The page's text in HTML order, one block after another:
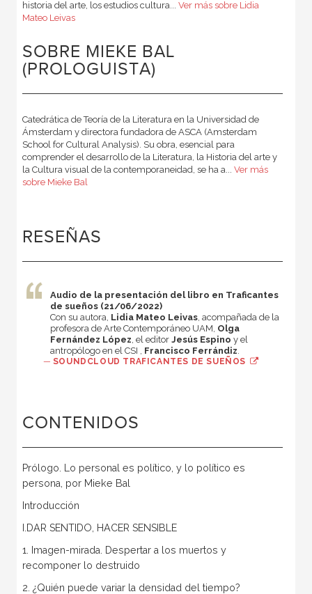
historia del arte, los estudios cultura... Ver más sobre Lidia
Mateo Leivas
SOBRE MIEKE BAL
(PROLOGUISTA)
Catedrática de Teoría de la Literatura en la Universidad de
Ámsterdam y directora fundadora de ASCA (Amsterdam
School for Cultural Analysis). Su obra, esencial para
comprender el desarrollo de la Literatura, la Historia del arte y
la Cultura visual de la contemporaneidad, se ha a... Ver más
sobre Mieke Bal
RESEÑAS
Audio de la presentación del libro en Traficantes
de sueños (21/06/2022)
Con su autora, Lidia Mateo Leivas, acompañada de la
profesora de Arte Contemporáneo UAM, Olga
Fernández López , el editor Jesús Espino y el
antropólogo en el CSI , Francisco Ferrándiz
— SOUNDCLOUD TRAFICANTES DE SUEÑOS
CONTENIDOS
Prólogo. Lo personal es político, y lo político es
persona, por Mieke Bal
Introducción
I.DAR SENTIDO, HACER SENSIBLE
1. Imagen-mirada. Despertar a los muertos y
recomponer lo destruido
2. ¿Quién puede variar la densidad del tiempo?